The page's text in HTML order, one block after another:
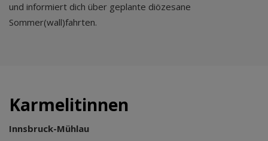
und informiert dich über geplante diözesane
Sommer(wall)fahrten.
Karmelitinnen
Innsbruck-Mühlau